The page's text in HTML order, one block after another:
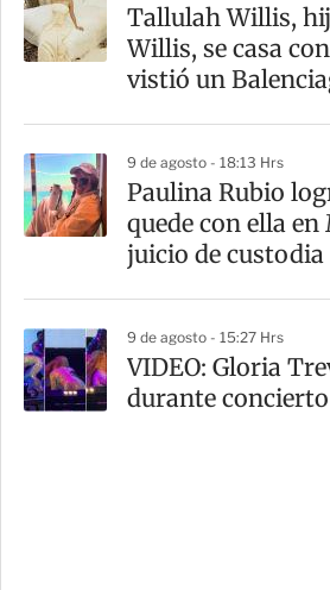
Tallulah Willis,
Willis, se casa
vistió un
9 de agosto - 18:13 Hrs
Paulina Rubio
quede con ella
juicio de custodia
9 de agosto - 15:27 Hrs
VIDEO: Gloria
durante concierto